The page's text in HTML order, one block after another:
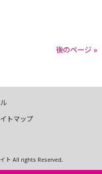
後のページ »
トマップ
ト All rights Reserved.